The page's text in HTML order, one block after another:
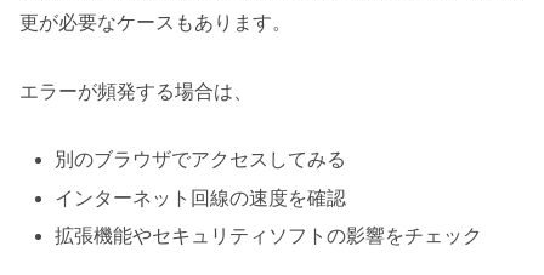
更が必要なケースもあります。
エラーが頻発する場合は、
別のブラウザでアクセスしてみる
インターネット回線の速度を確認
拡張機能やセキュリティソフトの影響をチェック